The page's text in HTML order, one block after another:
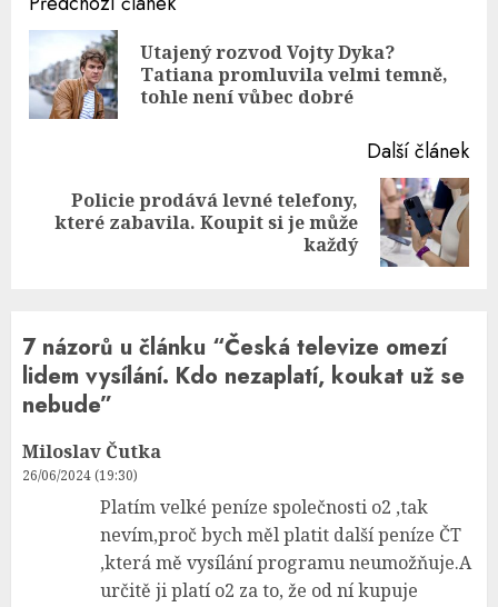
ReadingUtajený rozvod Vojty Dyka?
Tatiana promluvila velmi temně,
tohle není vůbec dobré
Další článek
Next
Policie prodává levné telefony,
které zabavila. Koupit si je může
každý
7 názorů u článku “Česká televize omezí
lidem vysílání. Kdo nezaplatí, koukat už se
nebude”
Miloslav Čutka
26/06/2024 (19:30)
Platím velké peníze společnosti o2 ,tak
nevím,proč bych měl platit další peníze ČT
,která mě vysílání programu neumožňuje.A
určitě ji platí o2 za to, že od ní kupuje